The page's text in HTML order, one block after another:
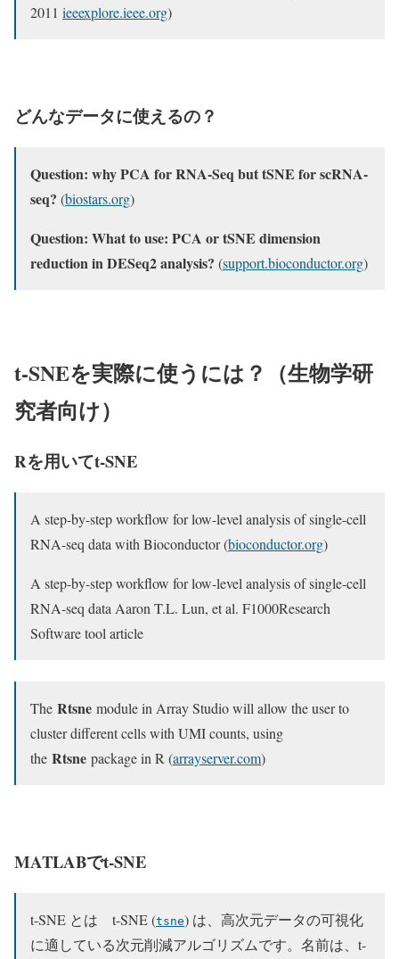
2011 ieeexplore.ieee.org)
どんなデータに使えるの？
Question: why PCA for RNA-Seq but tSNE for scRNA-
seq? (biostars.org)
Question: What to use: PCA or tSNE dimension
reduction in DESeq2 analysis? (support.bioconductor.org)
t-SNEを実際に使うには？（生物学研
究者向け）
Rを用いてt-SNE
A step-by-step workflow for low-level analysis of single-cell
RNA-seq data with Bioconductor (bioconductor.org)
A step-by-step workflow for low-level analysis of single-cell
RNA-seq data Aaron T.L. Lun, et al. F1000Research
Software tool article
The Rtsne module in Array Studio will allow the user to
cluster different cells with UMI counts, using
the Rtsne package in R (arrayserver.com)
MATLABでt-SNE
t-SNE とは t-SNE (tsne) は、高次元データの可視化
に適している次元削減アルゴリズムです。名前は、t-